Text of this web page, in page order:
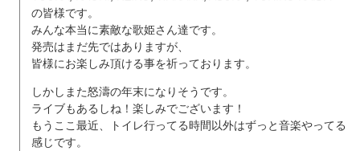
の皆様です。
みんな本当に素敵な歌姫さん達です。
発売はまだ先ではありますが、
皆様にお楽しみ頂ける事を祈っております。
しかしまた怒濤の年末になりそうです。
ライブもあるしね！楽しみでございます！
もうここ最近、トイレ行ってる時間以外はずっと音楽やってる
感じです。